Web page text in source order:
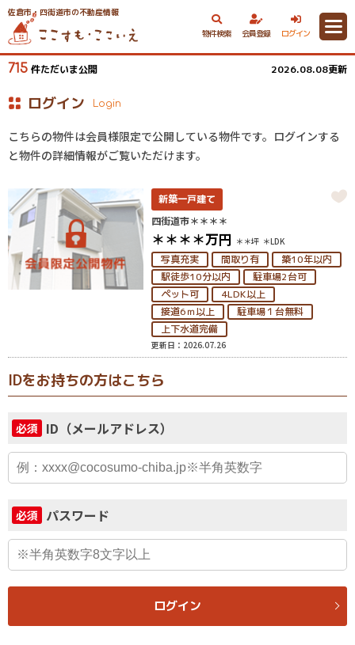
佐倉市・四街道市の不動産情報
物件検索
会員登録 ログイン
715 件ただいま公開 2026.08.08更新
ログイン Login
こちらの物件は会員様限定で公開している物件です。ログインする
と物件の詳細情報がご覧いただけます。
新築一戸建て
四街道市＊＊＊＊
＊＊＊＊万円 ＊＊坪 ＊LDK
写真充実 間取り有
築10年以内
駅徒歩10分以内
駐車場2台可
ペット可
4LDK以上
接道6ｍ以上
駐車場１台無料
上下水道完備
更新日：2026.07.26
IDをお持ちの方はこちら
必須 ID（メールアドレス）
必須 パスワード
ログイン